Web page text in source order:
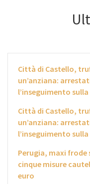
Città di Castello,
un’anziana:
l’inseguimento sulla
Città di Castello,
un’anziana:
l’inseguimento sulla
Perugia, maxi frode
cinque misure
euro